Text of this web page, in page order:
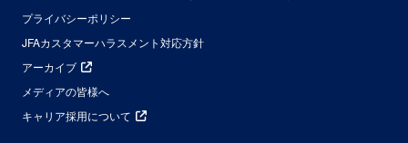
プライバシーポリシー
JFAカスタマーハラスメント対応方針
アーカイブ
メディアの皆様へ
キャリア採用について